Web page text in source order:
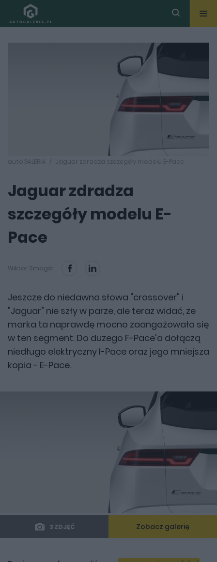
autoGALERIA Jaguar zdradza szczegóły modelu E-Pace
Jaguar zdradza
szczegóły modelu E-
Pace
Wiktor Smogór
Jeszcze do niedawna słowa "crossover" i
"Jaguar" nie szły w parze, ale teraz widać, że
marka ta naprawdę mocno zaangażowała się
w ten segment. Do dużego F-Pace'a dołączą
niedługo elektryczny I-Pace oraz jego mniejsza
kopia - E-Pace.
3 ZDJĘĆ Zobacz galerię